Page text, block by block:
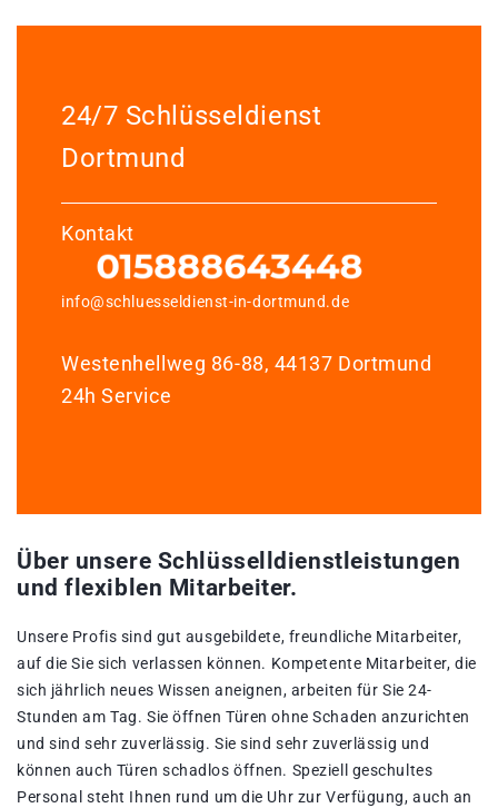
24/7 Schlüsseldienst
Dortmund
Kontakt
info@schluesseldienst-in-dortmund.de
Westenhellweg 86-88, 44137 Dortmund
24h Service
Über unsere Schlüsselldienstleistungen
und flexiblen Mitarbeiter.
Unsere Profis sind gut ausgebildete, freundliche Mitarbeiter,
auf die Sie sich verlassen können. Kompetente Mitarbeiter, die
sich jährlich neues Wissen aneignen, arbeiten für Sie 24-
Stunden am Tag. Sie öffnen Türen ohne Schaden anzurichten
und sind sehr zuverlässig. Sie sind sehr zuverlässig und
können auch Türen schadlos öffnen. Speziell geschultes
Personal steht Ihnen rund um die Uhr zur Verfügung, auch an